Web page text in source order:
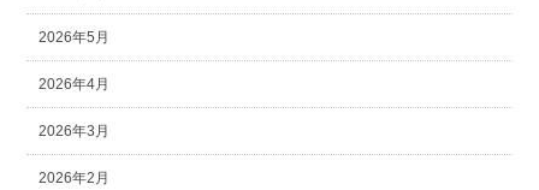
2026年5月
2026年4月
2026年3月
2026年2月